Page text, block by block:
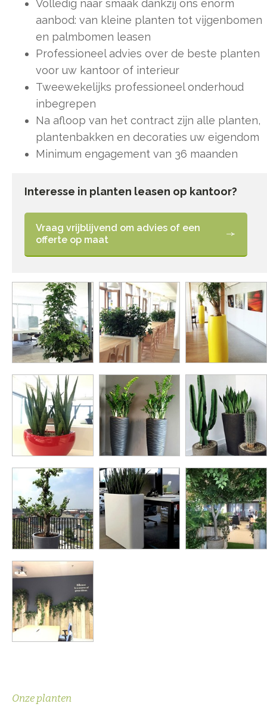
Volledig naar smaak dankzij ons enorm
aanbod: van kleine planten tot vijgenbomen
en palmbomen leasen
Professioneel advies over de beste planten
voor uw kantoor of interieur
Tweewekelijks professioneel onderhoud
inbegrepen
Na afloop van het contract zijn alle planten,
plantenbakken en decoraties uw eigendom
Minimum engagement van 36 maanden
Interesse in planten leasen op kantoor?
Vraag vrijblijvend om advies of een
offerte op maat
Onze planten